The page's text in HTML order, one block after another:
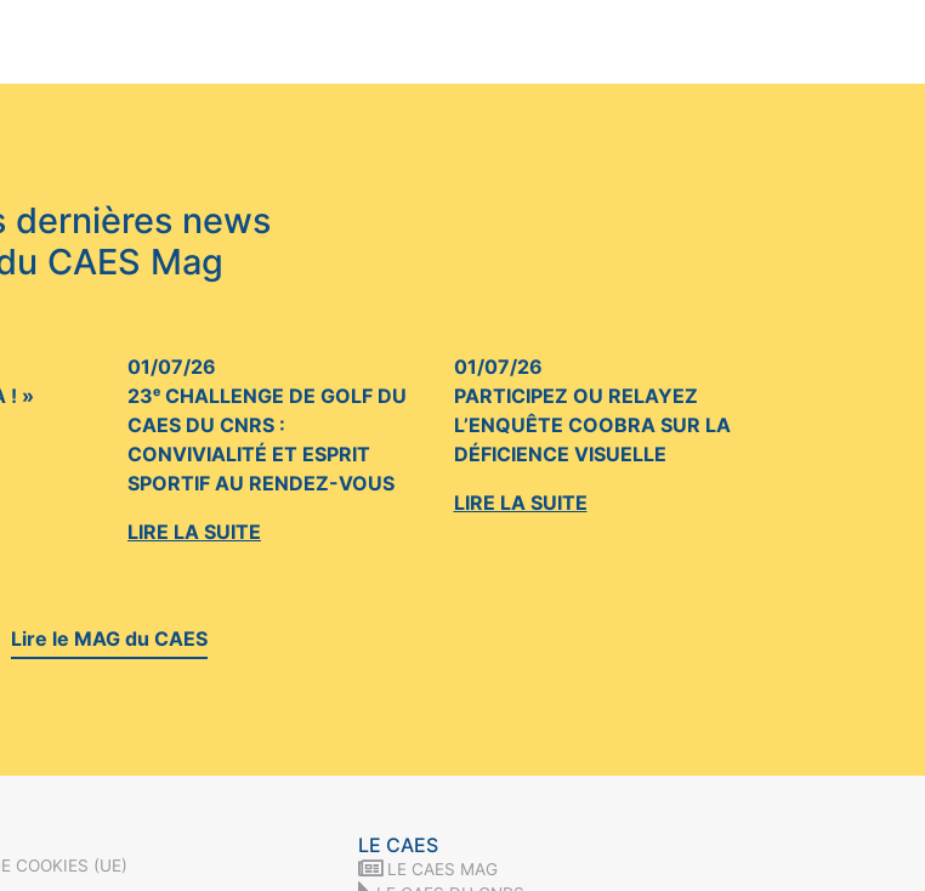
dernières news
CAES Mag
! »
01/07/26
23ᵉ CHALLENGE DE GOLF DU
CAES DU CNRS :
CONVIVIALITÉ ET ESPRIT
SPORTIF AU RENDEZ-VOUS
LIRE LA SUITE
01/07/26
PARTICIPEZ OU RELAYEZ
L’ENQUÊTE COOBRA SUR LA
DÉFICIENCE VISUELLE
LIRE LA SUITE
Lire le MAG du CAES
COOKIES (UE)
LE CAES
LE CAES MAG